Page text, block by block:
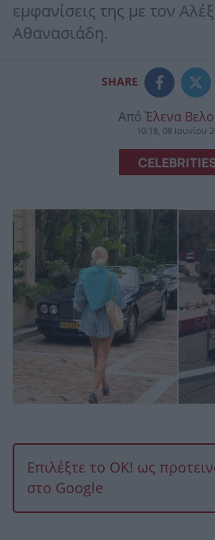
εμφανίσεις της με τον
Αθανασιάδη.
SHARE
Από Έλενα
10:18, 08 Ιουνίου
Επιλέξτε το OK! ως
στο Google